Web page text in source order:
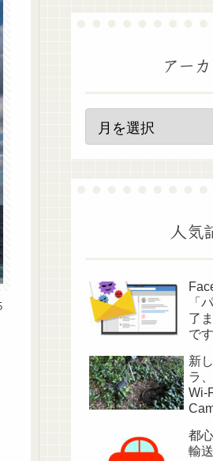
アー
人気
「
了
で
新
ラ
Wi-
都
輸